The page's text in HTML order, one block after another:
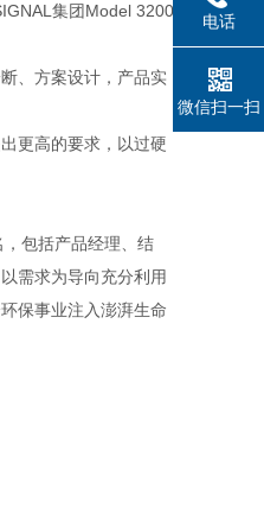
集团Model 3200
、方案设计，产品实
更高的要求，以过硬
包括产品经理、结
需求为导向充分利用
保事业注入澎湃生命
电话
微信扫一扫